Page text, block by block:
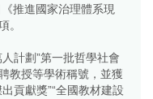
推進國家治理體系現
。
計劃”第一批哲學社會
教授等學術稱號，並獲
貢獻獎”“全國教材建設